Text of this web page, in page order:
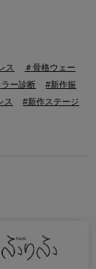
ス
＃骨格ウェー
ー診断
#新作振
ス
#新作ステージ